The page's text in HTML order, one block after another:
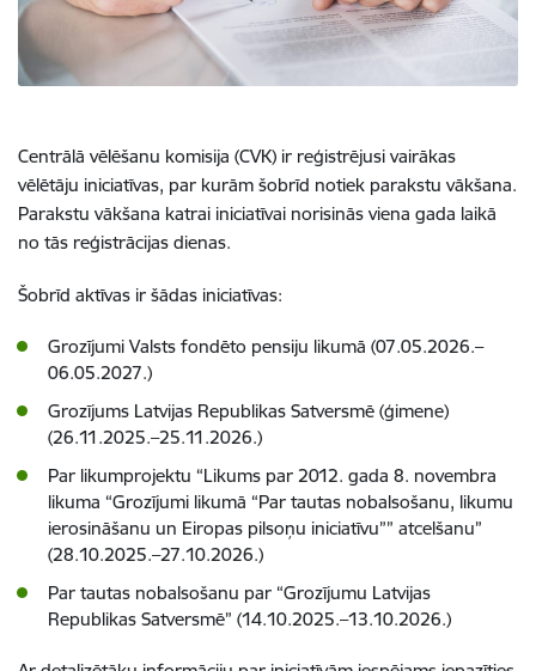
Centrālā vēlēšanu komisija (CVK) ir reģistrējusi vairākas
vēlētāju iniciatīvas, par kurām šobrīd notiek parakstu vākšana.
Parakstu vākšana katrai iniciatīvai norisinās viena gada laikā
no tās reģistrācijas dienas.
Šobrīd aktīvas ir šādas iniciatīvas:
Grozījumi Valsts fondēto pensiju likumā (07.05.2026.–
06.05.2027.)
Grozījums Latvijas Republikas Satversmē (ģimene)
(26.11.2025.–25.11.2026.)
Par likumprojektu “Likums par 2012. gada 8. novembra
likuma “Grozījumi likumā “Par tautas nobalsošanu, likumu
ierosināšanu un Eiropas pilsoņu iniciatīvu”” atcelšanu”
(28.10.2025.–27.10.2026.)
Par tautas nobalsošanu par “Grozījumu Latvijas
Republikas Satversmē” (14.10.2025.–13.10.2026.)